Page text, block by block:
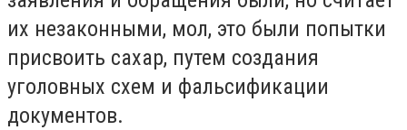
их незаконными, мол, это были попытки
присвоить сахар, путем создания
уголовных схем и фальсификации
документов.